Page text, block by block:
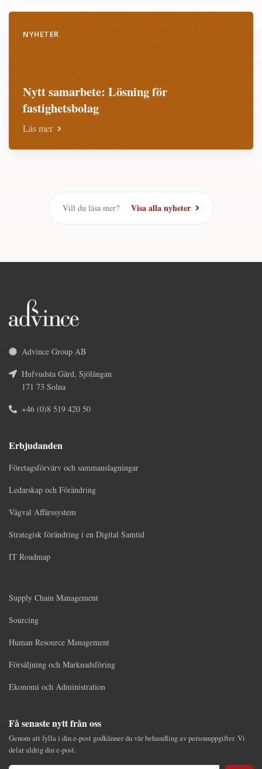
NYHETER
Nytt samarbete: Lösning för
fastighetsbolag
Läs mer
Vill du läsa mer? Visa alla nyheter
Advince Group AB
Hufvudsta Gård, Sjölängan
171 73 Solna
+46 (0)8 519 420 50
Erbjudanden
Företagsförvärv och sammanslagningar
Ledarskap och Förändring
Vägval Affärssystem
Strategisk förändring i en Digital Samtid
IT Roadmap
Supply Chain Management
Sourcing
Human Resource Management
Försäljning och Marknadsföring
Ekonomi och Administration
Få senaste nytt från oss
Genom att fylla i din e-post godkänner du vår behandling av personuppgifter. Vi
delar aldrig din e-post.